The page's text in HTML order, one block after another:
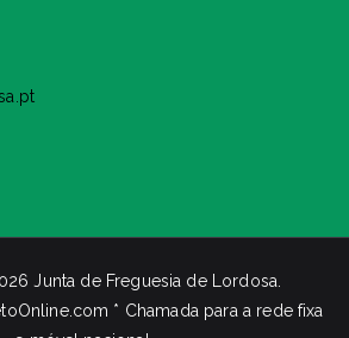
Junta de Freguesia de Lordosa.
* Chamada para a rede fixa